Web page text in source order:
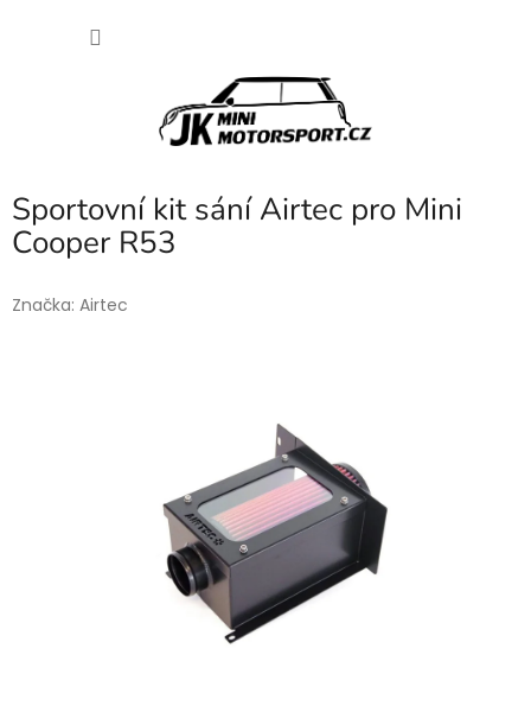
Sportovní kit sání Airtec pro Mini
Cooper R53
Značka: Airtec